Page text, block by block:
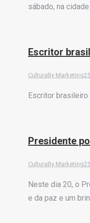
sábado, na
Escritor
CulturaBy Marketing
Escritor
Presidente
CulturaBy Marketing
Neste dia 20, o
e da paz e um